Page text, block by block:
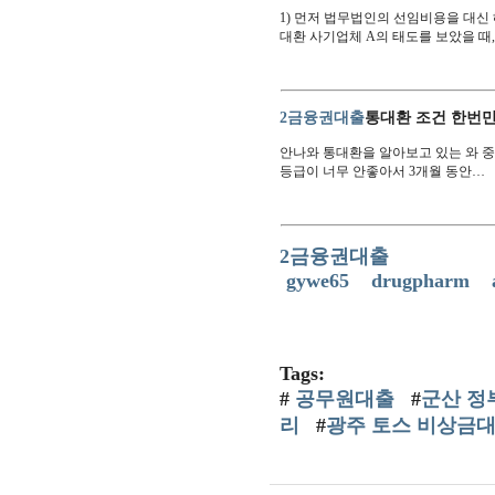
1) 먼저 법무법인의 선임비용을 대
대환 사기업체 A의 태도를 보았을
2금융권대출통대환 조건 한번
안나와 통대환을 알아보고 있는 와
등급이 너무 안좋아서 3개월 동안…
2금융권대출
gywe65
drugpharm
Tags:
# 공무원대출 #군산 정
리
#광주 토스 비상금